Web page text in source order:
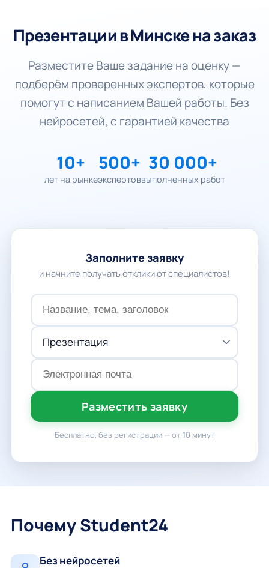
Презентации в Минске на заказ
Разместите Ваше задание на оценку —
подберём проверенных экспертов, которые
помогут с написанием Вашей работы. Без
нейросетей, с гарантией качества
10+
лет на рынке
500+
экспертов
30 000+
выполненных работ
Заполните заявку
и начните получать отклики от специалистов!
Разместить заявку
Бесплатно, без регистрации — от 10 минут
Почему Student24
Без нейросетей